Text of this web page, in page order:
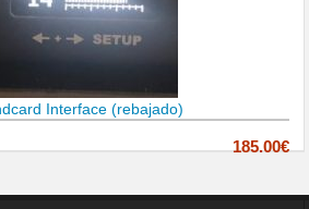
Interface (rebajado)
185.00€